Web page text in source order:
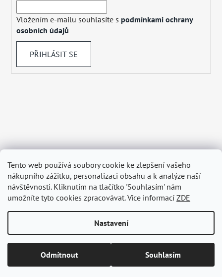
Tento web používá soubory cookie ke zlepšení vašeho
nákupního zážitku, personalizaci obsahu a k analýze naší
návštěvnosti. Kliknutím na tlačítko 'Souhlasím' nám
umožníte tyto cookies zpracovávat. Více informací ZDE
Nastavení
Odmítnout Souhlasím
Vložením e-mailu souhlasíte s podmínkami ochrany
osobních údajů
PŘIHLÁSIT SE
Vytvořil Shoptet
Copyright 2026BELAGRY.cz
. Všechna práva vyhrazena.
Upravit nastavení cookies